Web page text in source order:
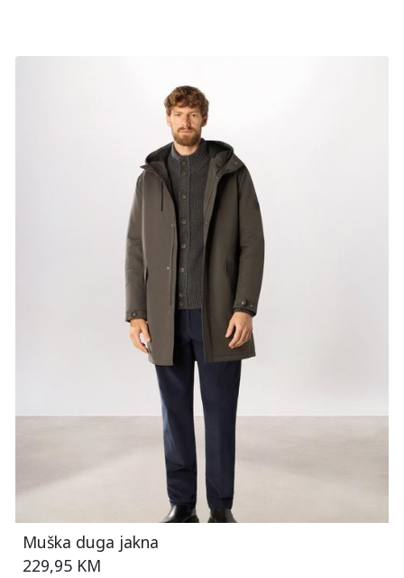
Muška duga jakna
229,95 KM